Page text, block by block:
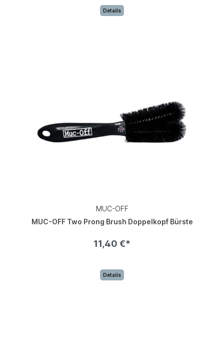
Details
MUC-OFF
MUC-OFF Two Prong Brush Doppelkopf Bürste
11,40 €*
Details